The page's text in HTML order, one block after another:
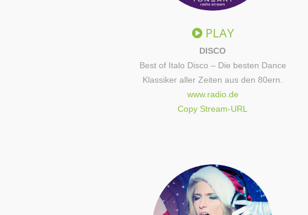
PLAY
DISCO
Best of Italo Disco – Die besten Dance
Klassiker aller Zeiten aus den 80ern.
www.radio.de
Copy Stream-URL